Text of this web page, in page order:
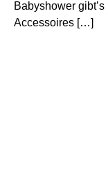
Babyshower
Accessoires […]